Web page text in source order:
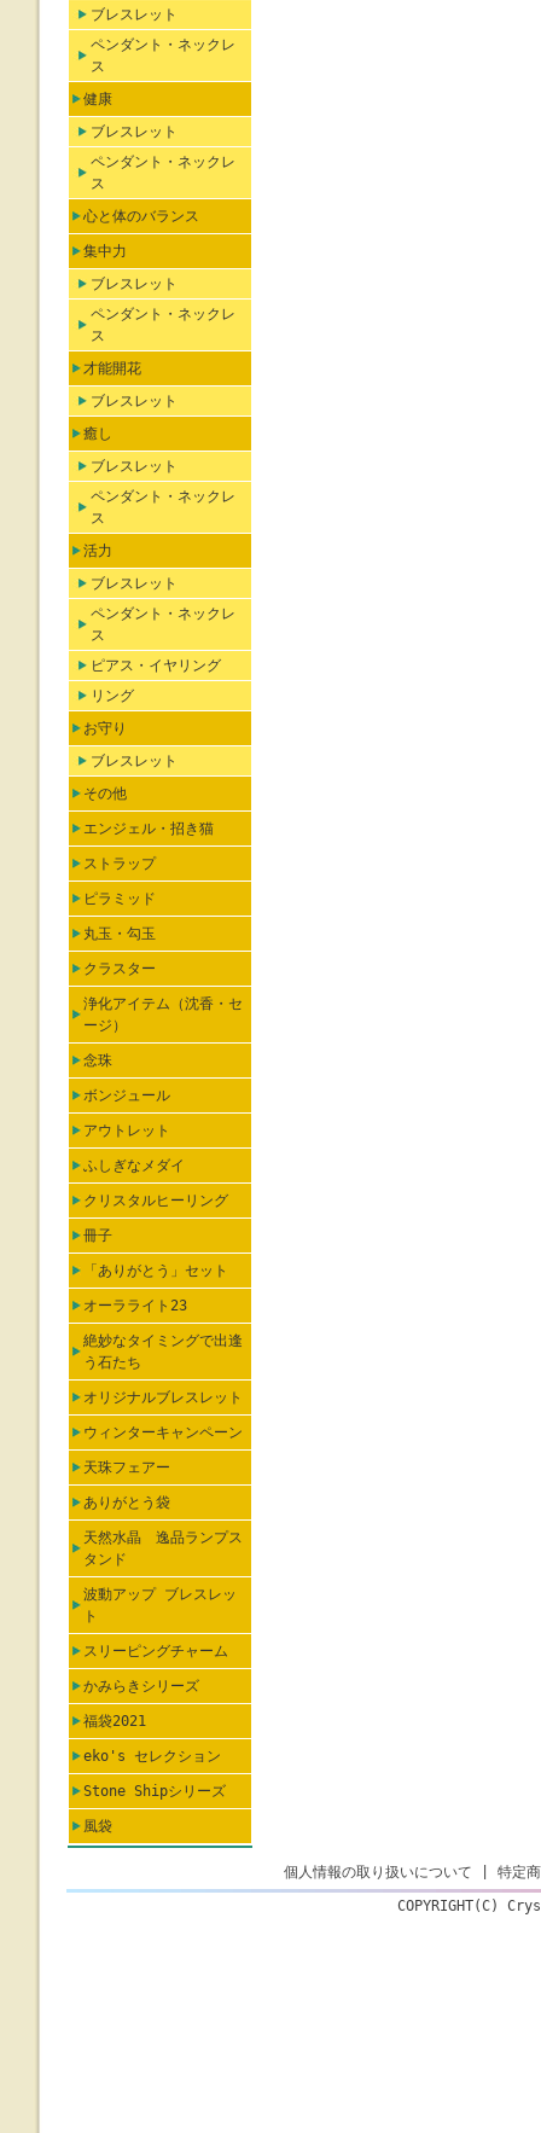
ブレスレット
ペンダント・ネックレ
ス
健康
ブレスレット
ペンダント・ネックレ
ス
心と体のバランス
集中力
ブレスレット
ペンダント・ネックレ
ス
才能開花
ブレスレット
癒し
ブレスレット
ペンダント・ネックレ
ス
活力
ブレスレット
ペンダント・ネックレ
ス
ピアス・イヤリング
リング
お守り
ブレスレット
その他
エンジェル・招き猫
ストラップ
ピラミッド
丸玉・勾玉
クラスター
浄化アイテム（沈香・セ
ージ）
念珠
ボンジュール
アウトレット
ふしぎなメダイ
クリスタルヒーリング
冊子
「ありがとう」セット
オーラライト23
絶妙なタイミングで出逢
う石たち
オリジナルブレスレット
ウィンターキャンペーン
天珠フェアー
ありがとう袋
天然水晶 逸品ランプス
タンド
波動アップ ブレスレッ
ト
スリーピングチャーム
かみらきシリーズ
福袋2021
eko's セレクション
Stone Shipシリーズ
風袋
個人情報の取り扱いについて
特定
COPYRIGHT(C)